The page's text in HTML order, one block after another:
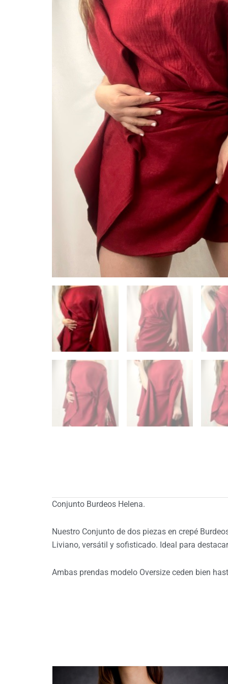
Conjunto Burdeos Helena.
Nuestro Conjunto de dos piezas en crepé
Liviano, versátil y sofisticado. Ideal para
Ambas prendas modelo Oversize ceden bien